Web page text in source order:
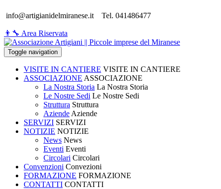
info@artigianidelmiranese.it Tel. 041486477
👨‍🔧 Area Riservata
Toggle navigation
VISITE IN CANTIERE VISITE IN CANTIERE
ASSOCIAZIONE ASSOCIAZIONE
La Nostra Storia La Nostra Storia
Le Nostre Sedi Le Nostre Sedi
Struttura Struttura
Aziende Aziende
SERVIZI SERVIZI
NOTIZIE NOTIZIE
News News
Eventi Eventi
Circolari Circolari
Convenzioni Convezioni
FORMAZIONE FORMAZIONE
CONTATTI CONTATTI